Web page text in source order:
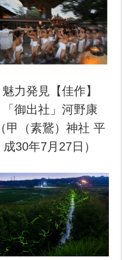
魅力発見【佳作】
「御出社」河野康
（甲（素鵞）神社 平
成30年7月27日）